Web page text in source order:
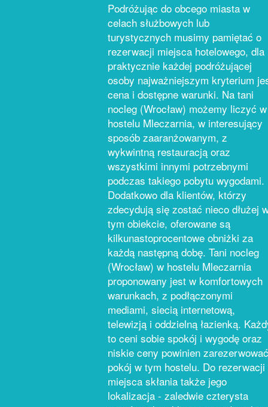
Podróżując do obcego miasta w
celach służbowych lub
turystycznych musimy pamiętać o
rezerwacji miejsca hotelowego, dla
praktycznie każdej podróżującej
osoby najważniejszym kryterium
cena i dostępne warunki. Na tani
nocleg (Wrocław) możemy liczyć w
hostelu Mleczarnia, w interesujący
sposób zaaranżowanym, z
wykwintną restauracją oraz
wszystkimi innymi potrzebnymi
podczas takiego pobytu wygodami.
Dodatkowo dla klientów, którzy
zdecydują się zostać nieco dłużej
tym obiekcie, oferowane są
kilkunastoprocentowe obniżki za
każdą następną dobę. Tani nocleg
(Wrocław) w hostelu Mleczarnia
proponowany jest w komfortowych
warunkach, z podłączonymi
mediami, siecią internetową,
telewizją i oddzielną łazienką.
to ceni sobie spokój i wygodę oraz
niskie ceny powinien zarezerwować
pokój w tym hostelu. Do rezerwacji
miejsca skłania także jego
lokalizacja - zaledwie czterysta